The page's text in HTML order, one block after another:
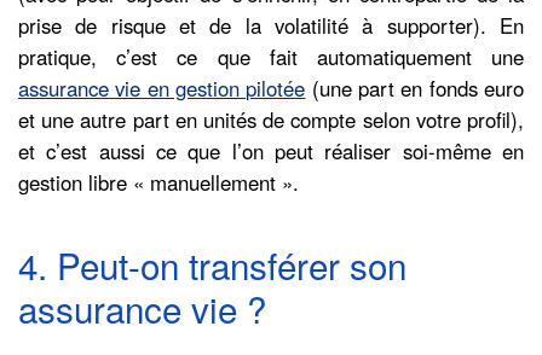
prise de risque et de la volatilité à supporter). En
pratique, c’est ce que fait automatiquement une
assurance vie en gestion pilotée (une part en fonds euro
et une autre part en unités de compte selon votre profil),
et c’est aussi ce que l’on peut réaliser soi-même en
gestion libre « manuellement ».
4. Peut-on transférer son
assurance vie ?